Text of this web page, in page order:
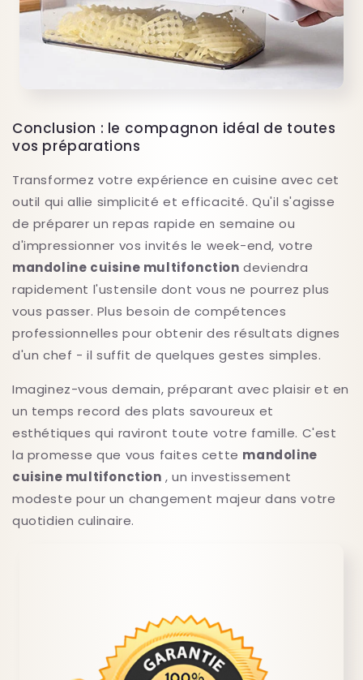
Conclusion : le compagnon idéal de toutes
vos préparations
Transformez votre expérience en cuisine avec cet
outil qui allie simplicité et efficacité. Qu'il s'agisse
de préparer un repas rapide en semaine ou
d'impressionner vos invités le week-end, votre
mandoline cuisine multifonction deviendra
rapidement l'ustensile dont vous ne pourrez plus
vous passer. Plus besoin de compétences
professionnelles pour obtenir des résultats dignes
d'un chef - il suffit de quelques gestes simples.
Imaginez-vous demain, préparant avec plaisir et en
un temps record des plats savoureux et
esthétiques qui raviront toute votre famille. C'est
la promesse que vous faites cette mandoline
cuisine multifonction , un investissement
modeste pour un changement majeur dans votre
quotidien culinaire.